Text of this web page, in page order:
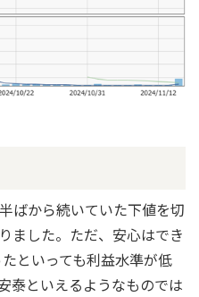
ばから続いていた下値を切
ました。ただ、安心はでき
といっても利益水準が低
泰といえるようなものでは